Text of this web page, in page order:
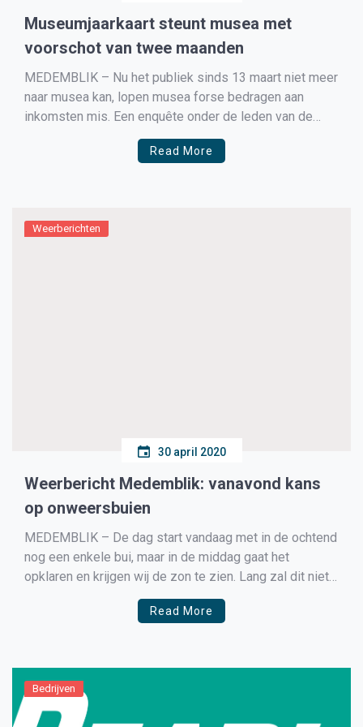
Museumjaarkaart steunt musea met
voorschot van twee maanden
MEDEMBLIK – Nu het publiek sinds 13 maart niet meer
naar musea kan, lopen musea forse bedragen aan
inkomsten mis. Een enquête onder de leden van de
Museumvereniging maakte recent duidelijk dat een van
de vijf musea vreest in mei geen salarissen,
Read More
Weerberichten
30 april 2020
Weerbericht Medemblik: vanavond kans
op onweersbuien
MEDEMBLIK – De dag start vandaag met in de ochtend
nog een enkele bui, maar in de middag gaat het
opklaren en krijgen wij de zon te zien. Lang zal dit niet
gaan duren, een het einde van de middag komt er vanuit
het zuidwesten een storing het land binnen […]
Read More
Bedrijven